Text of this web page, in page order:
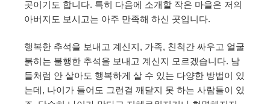
곳이기도 합니다. 특히 다음에 소개할 작은 마을은 저의
아버지도 보시고는 아주 만족해 하신 곳입니다.
행복한 추석을 보내고 계신지, 가족, 친척간 싸우고 얼굴
붉히는 불행한 추석을 보내고 계신지 모르겠습니다. 남
들처럼 안 살아도 행복하게 살 수 있는 다양한 방법이 있
는데, 나이가 들어도 그런걸 깨닫지 못 하는 사람들이 있